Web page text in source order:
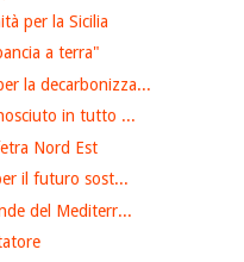
per la Sicilia
a terra"
la decarbonizza...
in tutto ...
Nord Est
il futuro sost...
del Mediterr...